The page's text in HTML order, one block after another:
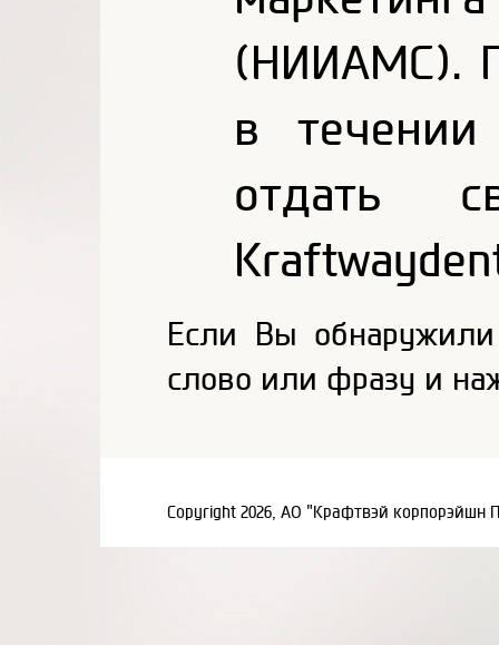
(НИИАМС).
в
отдать
Если Вы
слово или фразу и
Copyright 2026, АО "Крафтвэй корпорэйшн